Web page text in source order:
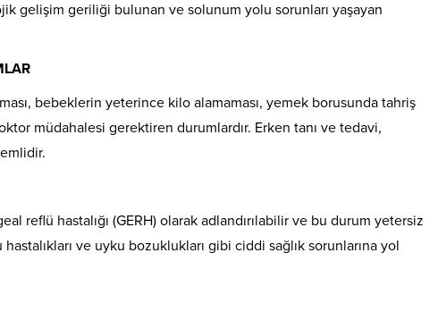
gelişim geriliği bulunan ve solunum yolu sorunları yaşayan
bebeklerin yeterince kilo alamaması, yemek borusunda tahriş
müdahalesi gerektiren durumlardır. Erken tanı ve tedavi,
reflü hastalığı (GERH) olarak adlandırılabilir ve bu durum yetersiz
ve uyku bozuklukları gibi ciddi sağlık sorunlarına yol